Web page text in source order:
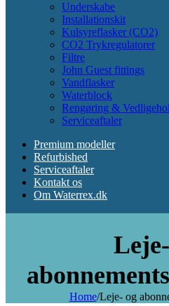
Underskabe
Installationskit
Kulsyreflasker (CO2)
CO2 Trykregulatorer
Filtre
John Guest fittings
Vandflasker
Waterblock
Rengøring &
Serviceaftaler
Premium modeller
Refurbished
Serviceaftaler
Kontakt os
Om Waterrex.dk
Home/Leje- og